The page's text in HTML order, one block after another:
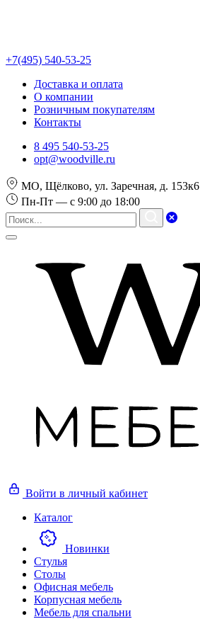
+7(495) 540-53-25
Доставка и оплата
О компании
Розничным покупателям
Контакты
8 495 540-53-25
opt@woodville.ru
МО, Щёлково, ул. Заречная, д. 153к6
Пн-Пт — с 9:00 до 18:00
Войти в личный кабинет
Каталог
Новинки
Стулья
Столы
Офисная мебель
Корпусная мебель
Мебель для спальни